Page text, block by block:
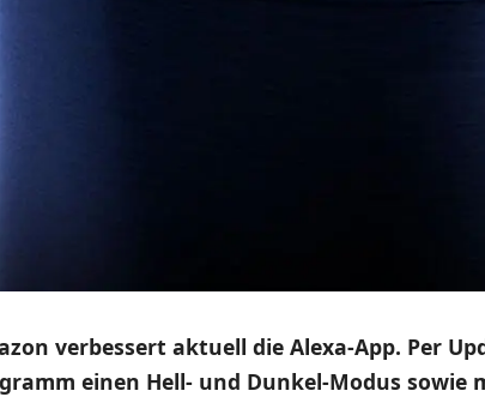
verbessert aktuell die Alexa-App. Per
einen Hell- und Dunkel-Modus sowie